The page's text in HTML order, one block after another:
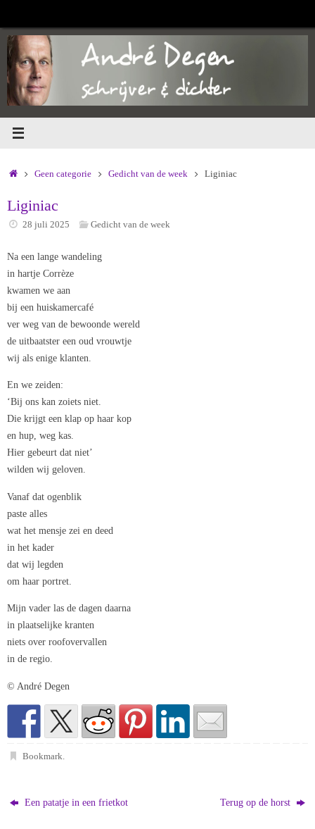
de
inhoud
HomeGeen categorie Gedicht van de week Liginiac
Liginiac
28 juli 2025 Gedicht van de week
Na een lange wandeling
in hartje Corrèze
kwamen we aan
bij een huiskamercafé
ver weg van de bewoonde wereld
de uitbaatster een oud vrouwtje
wij als enige klanten.
En we zeiden:
‘Bij ons kan zoiets niet.
Die krijgt een klap op haar kop
en hup, weg kas.
Hier gebeurt dat niet’
wilden wij geloven.
Vanaf dat ogenblik
paste alles
wat het mensje zei en deed
in het kader
dat wij legden
om haar portret.
Mijn vader las de dagen daarna
in plaatselijke kranten
niets over roofovervallen
in de regio.
© André Degen
Bookmark.
Een patatje in een frietkot Terug op de horst